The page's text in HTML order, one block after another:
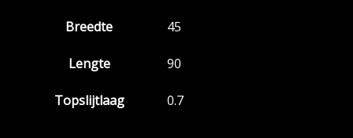
Breedte 45
Lengte 90
Topslijtlaag 0.7